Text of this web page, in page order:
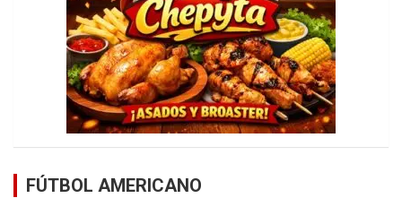
FÚTBOL AMERICANO